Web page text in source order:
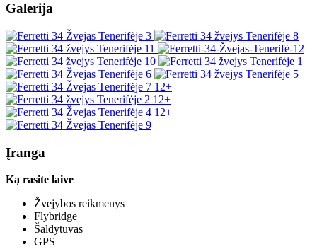
Galerija
12+
12+
12+
Įranga
Ką rasite laive
Žvejybos reikmenys
Flybridge
Šaldytuvas
GPS